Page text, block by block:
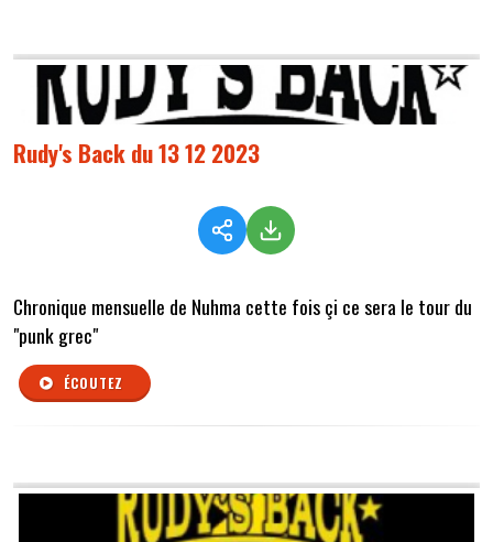
Rudy's Back du 13 12 2023
Chronique mensuelle de Nuhma cette fois çi ce sera le tour du
"punk grec"
ÉCOUTEZ